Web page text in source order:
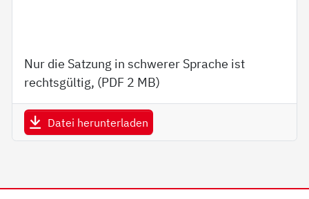
Nur die Satzung in schwerer Sprache ist
rechtsgültig, (PDF 2 MB)
Datei herunterladen